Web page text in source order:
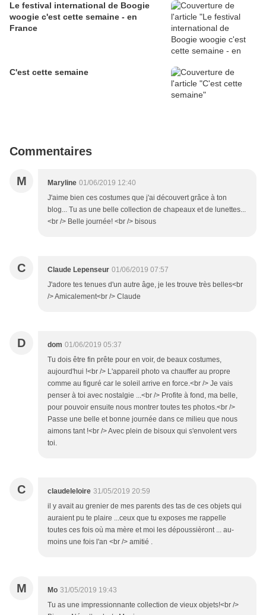
Le festival international de Boogie
woogie c'est cette semaine - en
France
C'est cette semaine
Commentaires
M Maryline 01/06/2019 12:40
J'aime bien ces costumes que j'ai découvert grâce à ton
blog... Tu as une belle collection de chapeaux et de lunettes...
<br /> Belle journée! <br /> bisous
C Claude Lepenseur 01/06/2019 07:57
J'adore tes tenues d'un autre âge, je les trouve très belles<br
/> Amicalement<br /> Claude
D dom 01/06/2019 05:37
Tu dois être fin prête pour en voir, de beaux costumes,
aujourd'hui !<br /> L'appareil photo va chauffer au propre
comme au figuré car le soleil arrive en force.<br /> Je vais
penser à toi avec nostalgie ...<br /> Profite à fond, ma belle,
pour pouvoir ensuite nous montrer toutes tes photos.<br />
Passe une belle et bonne journée dans ce milieu que nous
aimons tant !<br /> Avec plein de bisoux qui s'envolent vers
toi.
C claudeleloire 31/05/2019 20:59
il y avait au grenier de mes parents des tas de ces objets qui
auraient pu te plaire ...ceux que tu exposes me rappelle
toutes ces fois où ma mère et moi les dépoussièront ... au-
moins une fois l'an <br /> amitié .
M Mo 31/05/2019 19:43
Tu as une impressionnante collection de vieux objets!<br />